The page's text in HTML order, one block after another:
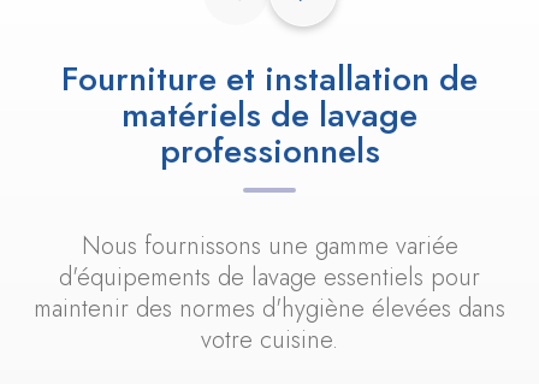
Fourniture et installation de
matériels de lavage
professionnels
Nous fournissons une gamme variée
d'équipements de lavage essentiels pour
maintenir des normes d'hygiène élevées dans
votre cuisine.